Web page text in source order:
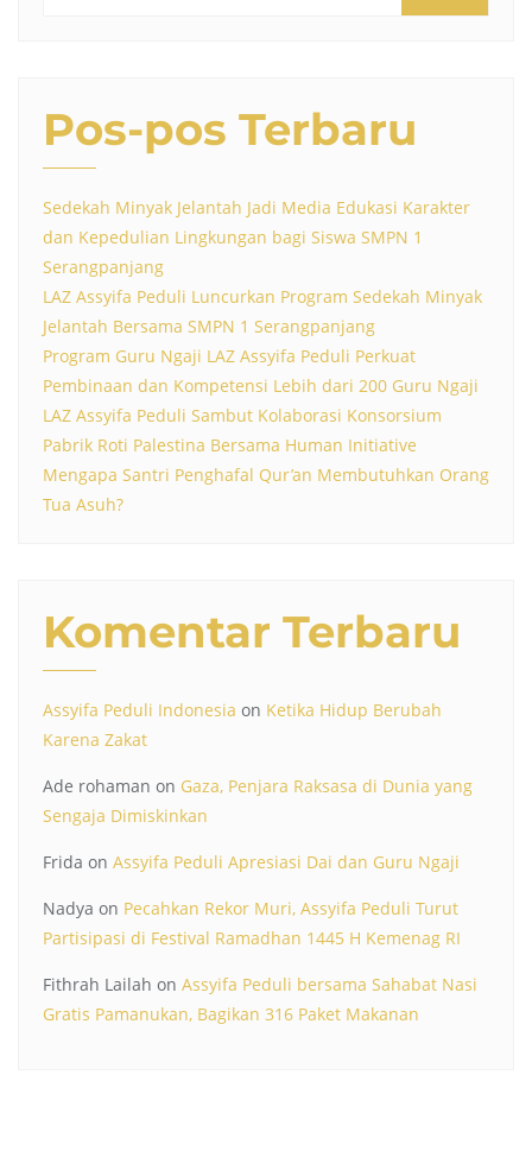
Pos-pos Terbaru
Sedekah Minyak Jelantah Jadi Media Edukasi Karakter
dan Kepedulian Lingkungan bagi Siswa SMPN 1
Serangpanjang
LAZ Assyifa Peduli Luncurkan Program Sedekah Minyak
Jelantah Bersama SMPN 1 Serangpanjang
Program Guru Ngaji LAZ Assyifa Peduli Perkuat
Pembinaan dan Kompetensi Lebih dari 200 Guru Ngaji
LAZ Assyifa Peduli Sambut Kolaborasi Konsorsium
Pabrik Roti Palestina Bersama Human Initiative
Mengapa Santri Penghafal Qur’an Membutuhkan Orang
Tua Asuh?
Komentar Terbaru
Assyifa Peduli Indonesia on Ketika Hidup Berubah
Karena Zakat
Ade rohaman on Gaza, Penjara Raksasa di Dunia yang
Sengaja Dimiskinkan
Frida on Assyifa Peduli Apresiasi Dai dan Guru Ngaji
Nadya on Pecahkan Rekor Muri, Assyifa Peduli Turut
Partisipasi di Festival Ramadhan 1445 H Kemenag RI
Fithrah Lailah on Assyifa Peduli bersama Sahabat Nasi
Gratis Pamanukan, Bagikan 316 Paket Makanan